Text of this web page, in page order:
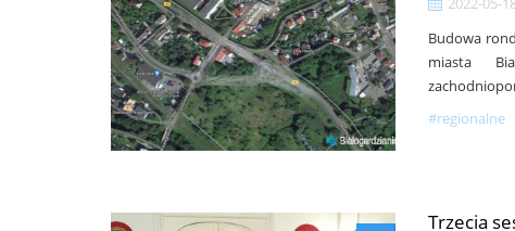
Budowa
miasta
#regionalne
Trzecia